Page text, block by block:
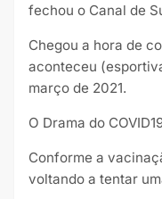
fechou o Canal de
Chegou a hora de
aconteceu
março de 2021.
O Drama do
Conforme a
voltando a tentar